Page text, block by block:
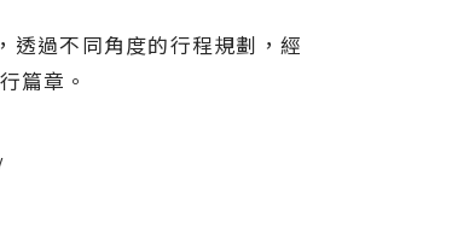
透過不同角度的行程規劃，經
篇章。